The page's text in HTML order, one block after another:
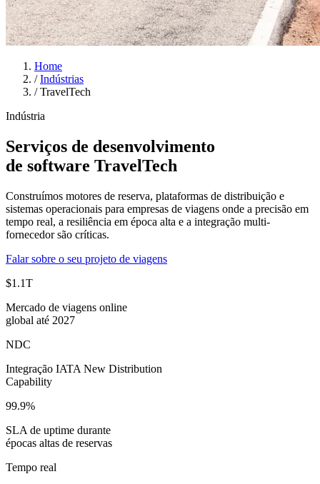
Home
/ Indústrias
/ TravelTech
Indústria
Serviços de desenvolvimento
de software TravelTech
Construímos motores de reserva, plataformas de distribuição e
sistemas operacionais para empresas de viagens onde a precisão em
tempo real, a resiliência em época alta e a integração multi-
fornecedor são críticas.
Falar sobre o seu projeto de viagens
$1.1T
Mercado de viagens online
global até 2027
NDC
Integração IATA New Distribution
Capability
99.9%
SLA de uptime durante
épocas altas de reservas
Tempo real